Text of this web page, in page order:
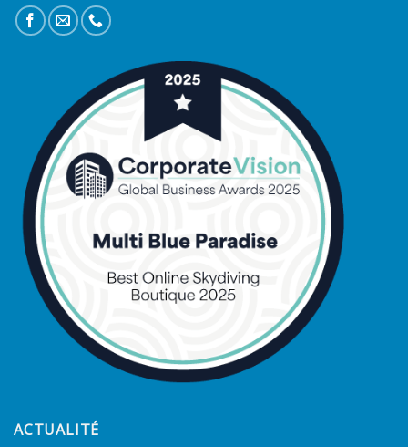
ACTUALITÉ